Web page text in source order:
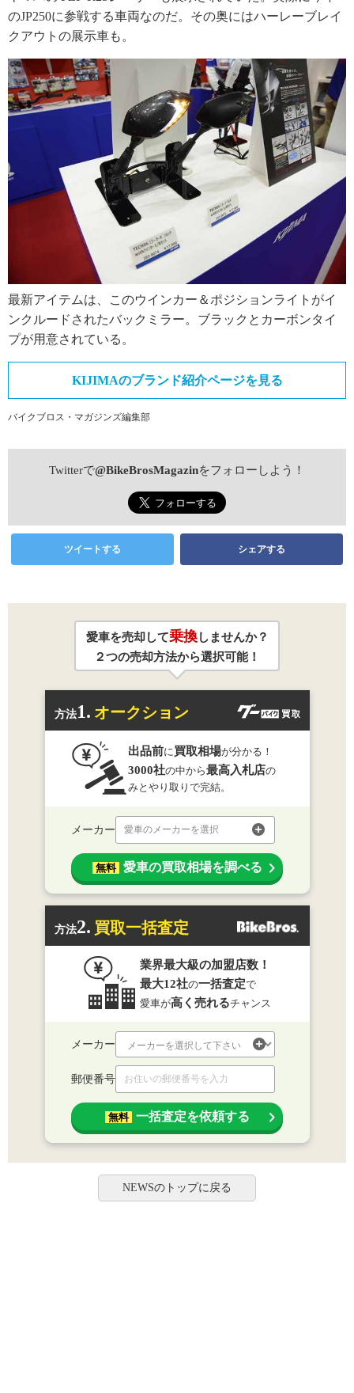
のJP250に参戦する車両なのだ。その奥にはハーレーブレイ
クアウトの展示車も。
最新アイテムは、このウインカー＆ポジションライトがイ
ンクルードされたバックミラー。ブラックとカーボンタイ
プが用意されている。
KIJIMAのブランド紹介ページを見る
バイクブロス・マガジンズ編集部
Twitterで@BikeBrosMagazinをフォローしよう！
ツイートする シェアする
愛車を売却して乗換しませんか？
２つの売却方法から選択可能！
方法1. オークション
出品前に買取相場が分かる！
3000社の中から最高入札店の
みとやり取りで完結。
メーカー 愛車のメーカーを選択
無料 愛車の買取相場を調べる
方法2. 買取一括査定
業界最大級の加盟店数！
最大12社の一括査定で
愛車が高く売れるチャンス
メーカー
郵便番号
無料 一括査定を依頼する
NEWSのトップに戻る